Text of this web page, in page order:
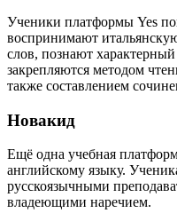
Ученики платформы Yes
воспринимают
слов, познают
закрепляются методом
также составлением
Новакид
Ещё одна учебная
английскому языку.
русскоязычными
владеющими наречием.